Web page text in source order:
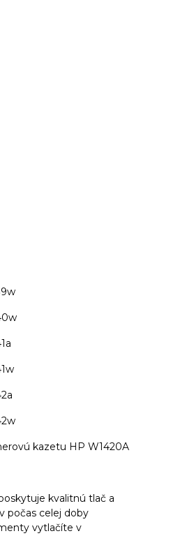
kazetu HP W1420A
kvalitnú tlač a
počas celej doby
vytlačíte v